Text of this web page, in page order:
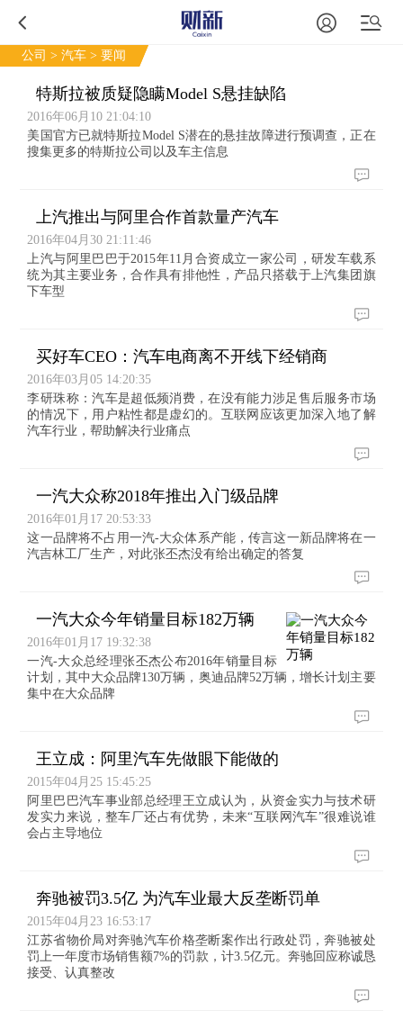
公司 > 汽车 > 要闻
特斯拉被质疑隐瞒Model S悬挂缺陷
2016年06月10 21:04:10
美国官方已就特斯拉Model S潜在的悬挂故障进行预调查，正在
搜集更多的特斯拉公司以及车主信息
上汽推出与阿里合作首款量产汽车
2016年04月30 21:11:46
上汽与阿里巴巴于2015年11月合资成立一家公司，研发车载系
统为其主要业务，合作具有排他性，产品只搭载于上汽集团旗
下车型
买好车CEO：汽车电商离不开线下经销商
2016年03月05 14:20:35
李研珠称：汽车是超低频消费，在没有能力涉足售后服务市场
的情况下，用户粘性都是虚幻的。互联网应该更加深入地了解
汽车行业，帮助解决行业痛点
一汽大众称2018年推出入门级品牌
2016年01月17 20:53:33
这一品牌将不占用一汽-大众体系产能，传言这一新品牌将在一
汽吉林工厂生产，对此张丕杰没有给出确定的答复
一汽大众今年销量目标182万辆
2016年01月17 19:32:38
一汽-大众总经理张丕杰公布2016年销量目标
计划，其中大众品牌130万辆，奥迪品牌52万辆，增长计划主要
集中在大众品牌
王立成：阿里汽车先做眼下能做的
2015年04月25 15:45:25
阿里巴巴汽车事业部总经理王立成认为，从资金实力与技术研
发实力来说，整车厂还占有优势，未来“互联网汽车”很难说谁
会占主导地位
奔驰被罚3.5亿 为汽车业最大反垄断罚单
2015年04月23 16:53:17
江苏省物价局对奔驰汽车价格垄断案作出行政处罚，奔驰被处
罚上一年度市场销售额7%的罚款，计3.5亿元。奔驰回应称诚恳
接受、认真整改